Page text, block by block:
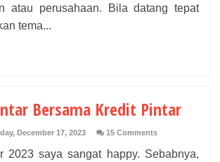
atau perusahaan. Bila datang tepat
tema...
Bersama Kredit Pintar
December 17, 2023 15 Comments
2023 saya sangat happy. Sebabnya,